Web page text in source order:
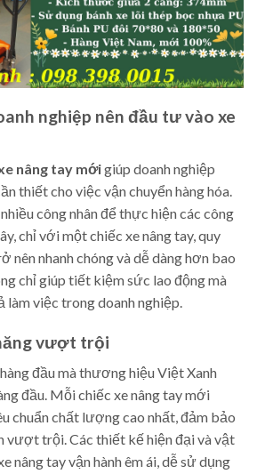
nghiệp nên đầu tư vào xe
nâng tay mớigiúp doanh nghiệp
thiết cho việc vận chuyển hàng hóa.
công nhân để thực hiện các công
chỉ với một chiếc xe nâng tay, quy
nên nhanh chóng và dễ dàng hơn bao
chỉ giúp tiết kiệm sức lao động mà
làm việc trong doanh nghiệp.
vượt trội
đầu mà thương hiệu Việt Xanh
đầu. Mỗi chiếc xe nâng tay mới
chuẩn chất lượng cao nhất, đảm bảo
vượt trội. Các thiết kế hiện đại và vật
nâng tay vận hành êm ái, dễ sử dụng